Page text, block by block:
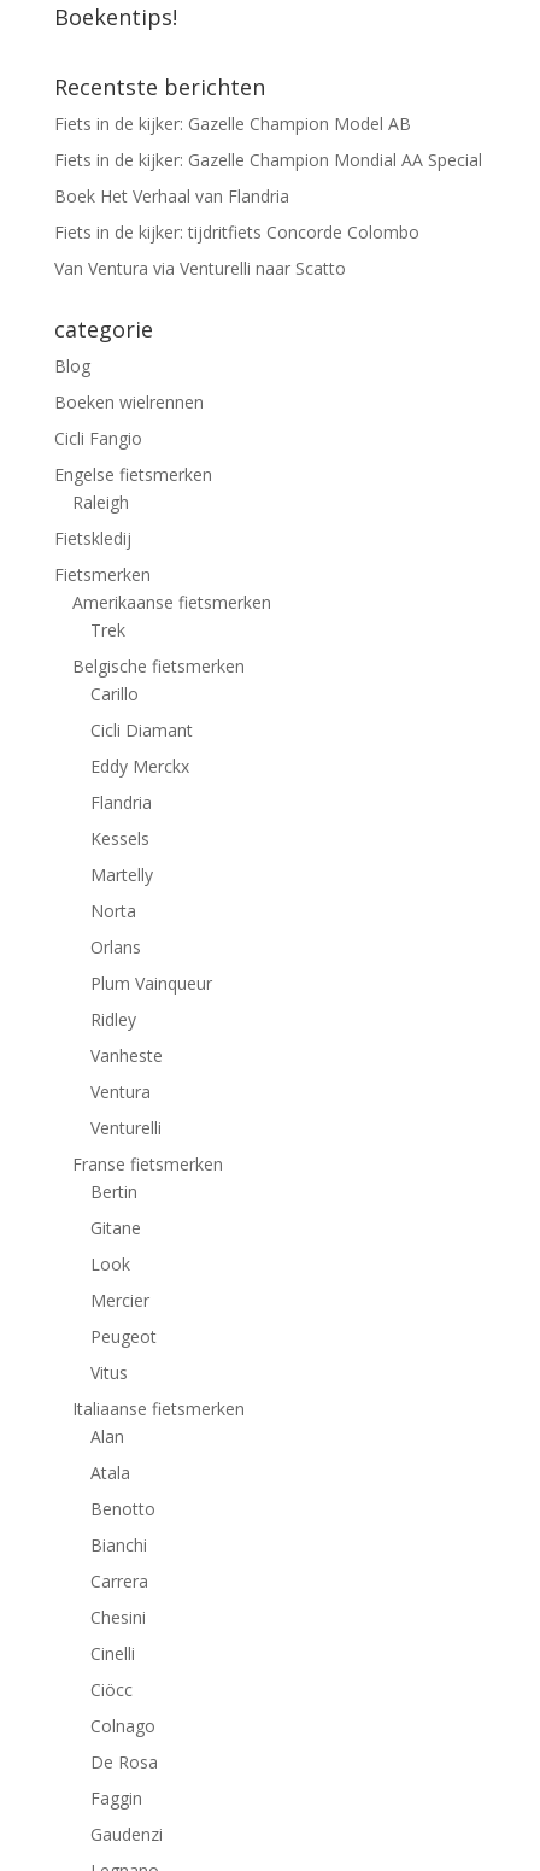
Boekentips!
Recentste berichten
Fiets in de kijker: Gazelle Champion Model AB
Fiets in de kijker: Gazelle Champion Mondial AA Special
Boek Het Verhaal van Flandria
Fiets in de kijker: tijdritfiets Concorde Colombo
Van Ventura via Venturelli naar Scatto
categorie
Blog
Boeken wielrennen
Cicli Fangio
Engelse fietsmerken
Raleigh
Fietskledij
Fietsmerken
Amerikaanse fietsmerken
Trek
Belgische fietsmerken
Carillo
Cicli Diamant
Eddy Merckx
Flandria
Kessels
Martelly
Norta
Orlans
Plum Vainqueur
Ridley
Vanheste
Ventura
Venturelli
Franse fietsmerken
Bertin
Gitane
Look
Mercier
Peugeot
Vitus
Italiaanse fietsmerken
Alan
Atala
Benotto
Bianchi
Carrera
Chesini
Cinelli
Ciöcc
Colnago
De Rosa
Faggin
Gaudenzi